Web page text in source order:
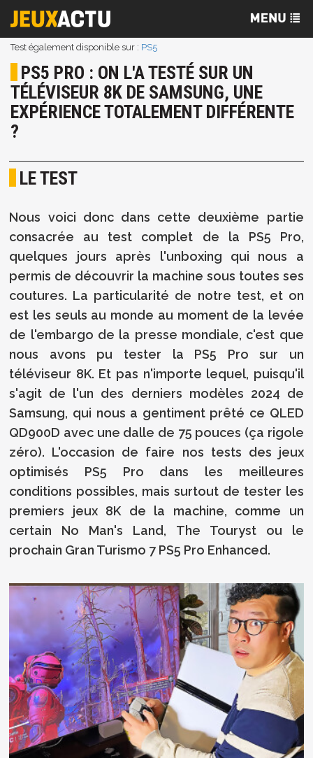
Test également disponible sur : PS5
PS5 PRO : ON L'A TESTÉ SUR UN
TÉLÉVISEUR 8K DE SAMSUNG, UNE
EXPÉRIENCE TOTALEMENT DIFFÉRENTE
?
LE TEST
Nous voici donc dans cette deuxième partie
consacrée au test complet de la PS5 Pro,
quelques jours après l'unboxing qui nous a
permis de découvrir la machine sous toutes ses
coutures. La particularité de notre test, et on
est les seuls au monde au moment de la levée
de l'embargo de la presse mondiale, c'est que
nous avons pu tester la PS5 Pro sur un
téléviseur 8K. Et pas n'importe lequel, puisqu'il
s'agit de l'un des derniers modèles 2024 de
Samsung, qui nous a gentiment prêté ce QLED
QD900D avec une dalle de 75 pouces (ça rigole
zéro). L'occasion de faire nos tests des jeux
optimisés PS5 Pro dans les meilleures
conditions possibles, mais surtout de tester les
premiers jeux 8K de la machine, comme un
certain No Man's Land, The Touryst ou le
prochain Gran Turismo 7 PS5 Pro Enhanced.